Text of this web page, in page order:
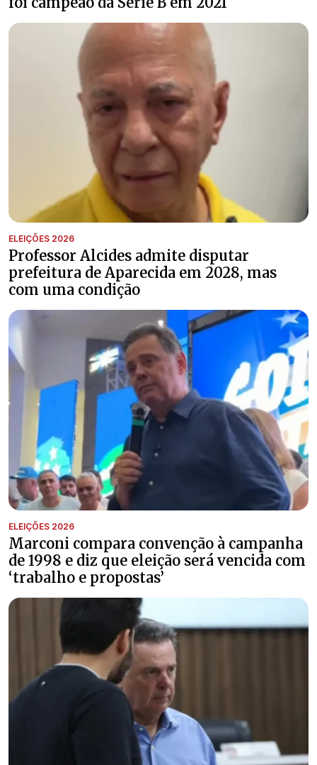
ELEIÇÕES 2026
Professor Alcides admite disputar
prefeitura de Aparecida em 2028, mas
com uma condição
ELEIÇÕES 2026
Marconi compara convenção à campanha
de 1998 e diz que eleição será vencida com
‘trabalho e propostas’